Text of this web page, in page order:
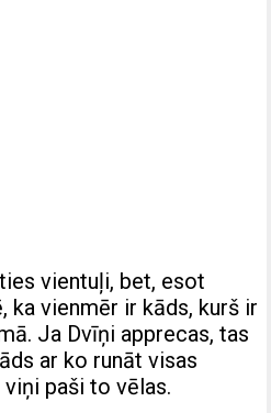
vientuļi, bet, esot
ka vienmēr ir kāds, kurš ir
Ja Dvīņi apprecas, tas
ar ko runāt visas
viņi paši to vēlas.